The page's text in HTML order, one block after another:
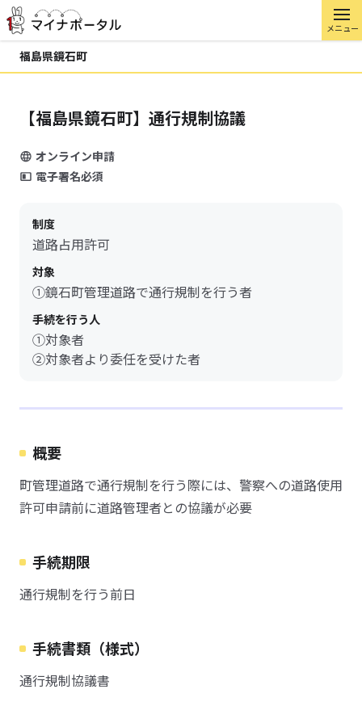
メニュー
福島県鏡石町
【福島県鏡石町】通行規制協議
オンライン申請
電子署名必須
制度
道路占用許可
対象
①鏡石町管理道路で通行規制を行う者
手続を行う人
①対象者
②対象者より委任を受けた者
概要
町管理道路で通行規制を行う際には、警察への道路使用
許可申請前に道路管理者との協議が必要
手続期限
通行規制を行う前日
手続書類（様式）
通行規制協議書